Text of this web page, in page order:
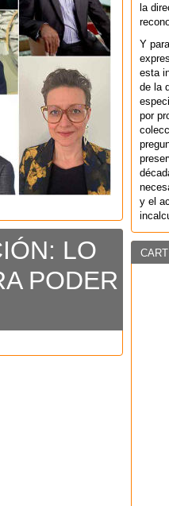
LO
PODER
la
Y
esta
de la
por
y el